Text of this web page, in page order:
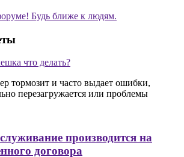
Будь ближе к людям.
что делать?
тормозит и часто выдает ошибки,
перезагружается или проблемы
производится на
договора